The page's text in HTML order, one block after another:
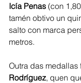
Icía Penas (con
tamén obtivo un
salto con marca
metros.
Outra das medallas
Rodríguez, quen